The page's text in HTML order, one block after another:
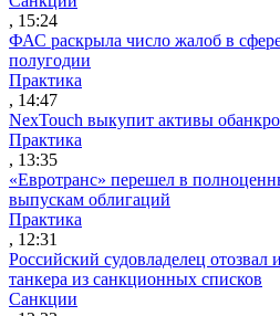
, 15:24
ФАС раскрыла число жалоб в
полугодии
Практика
, 14:47
NexTouch выкупит активы
Практика
, 13:35
«Евротранс» перешел в
выпускам облигаций
Практика
, 12:31
Российский судовладелец
танкера из санкционных списков
Санкции